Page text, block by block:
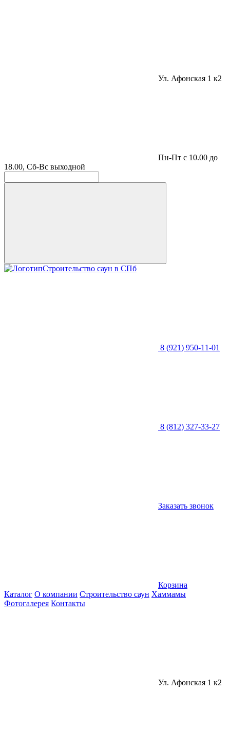
Ул. Афонская 1 к2
Пн-Пт с 10.00 до
18.00, Сб-Вс выходной
Строительство саун в СПб
8 (921) 950-11-01
8 (812) 327-33-27
Заказать звонок
Корзина
Каталог О компании Строительство саун Хаммамы
Фотогалерея Контакты
Ул. Афонская 1 к2